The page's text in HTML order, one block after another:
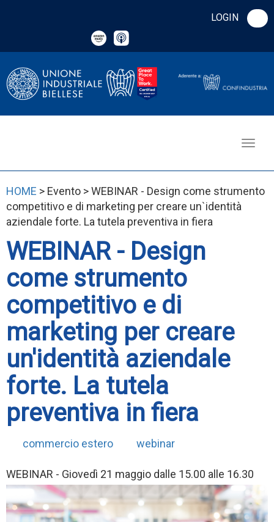
LOGIN
HOME > Evento > WEBINAR - Design come strumento
competitivo e di marketing per creare un`identità
aziendale forte. La tutela preventiva in fiera
WEBINAR - Design
come strumento
competitivo e di
marketing per creare
un'identità aziendale
forte. La tutela
preventiva in fiera
commercio estero webinar
WEBINAR - Giovedì 21 maggio dalle 15.00 alle 16.30